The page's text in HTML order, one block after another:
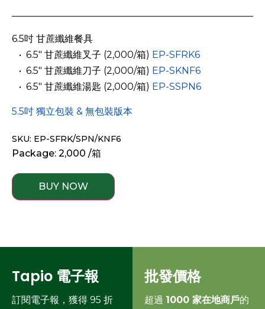
6.5吋 甘蔗纖維餐具
­ ­ • 6.5″ 甘蔗纖維叉子 (2,000/箱) EP-SFRK6
­ ­ • 6.5″ 甘蔗纖維刀子 (2,000/箱) EP-SKNF6
­ ­ • 6.5″ 甘蔗纖維湯匙 (2,000/箱) EP-SSPN6
5.5吋 獨立包裝 & 無包裝版本
SKU: EP-SFRK/SPN/KNF6
Package: 2,000 /箱
BUY NOW
Tapio 電子報
訂閱電子報，獲得 95 折
批發價格
超過 1000 家在地商戶的